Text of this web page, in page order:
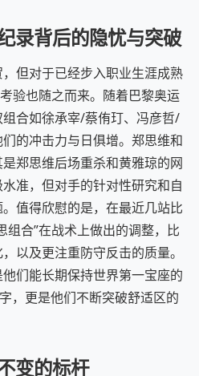
录背后的隐忧与突破
但对于已经步入职业生涯成熟
验也随之而来。随着巴黎奥运
合如徐承宰/蔡侑玎、冯彦哲/
的冲击力与日俱增。郑思维和
郑思维后场重杀和黄雅琼的网
准，但对手的针对性研究和自
值得欣慰的是，在最近几站比
组合”在战术上做出的调整，比
以及更注重防守反击的质量。
们能长期保持世界第一宝座的
，更是他们不断突破舒适区的
变的标杆